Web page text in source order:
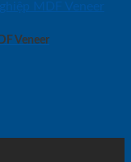
Veneer